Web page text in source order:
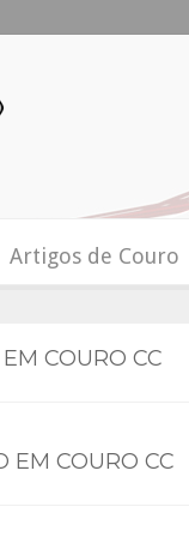
Artigos de Couro
COURO CC
COURO CC